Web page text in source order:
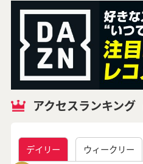
アクセスランキング
デイリー ウィークリー